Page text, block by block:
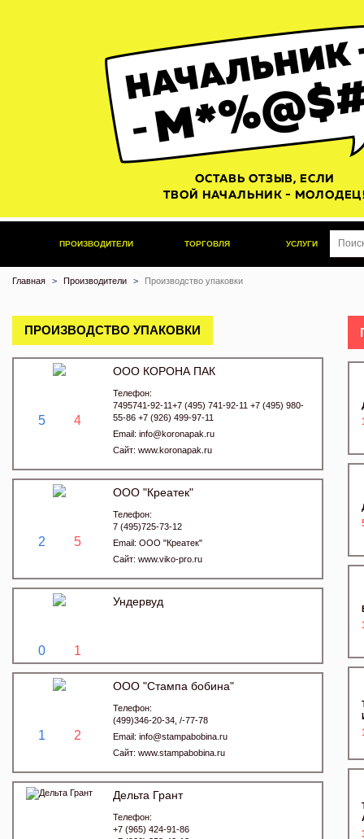
ПРОИЗВОДИТЕЛИ ТОРГОВЛЯ УСЛУГИ
Главная Производители Производство упаковки
ПРОИЗВОДСТВО УПАКОВКИ
5 4
ООО КОРОНА ПАК
Телефон:
7495741-92-11+7 (495) 741-92-11 +7 (495) 980-
55-86 +7 (926) 499-97-11
Email: info@koronapak.ru
Сайт: www.koronapak.ru
2 5
ООО "Креатек"
Телефон:
7 (495)725-73-12
Email: ООО "Креатек"
Сайт: www.viko-pro.ru
0 1
Ундервуд
1 2
ООО "Стампа бобина"
Телефон:
(499)346-20-34, /-77-78
Email: info@stampabobina.ru
Сайт: www.stampabobina.ru
Дельта Грант
Телефон:
+7 (965) 424-91-86